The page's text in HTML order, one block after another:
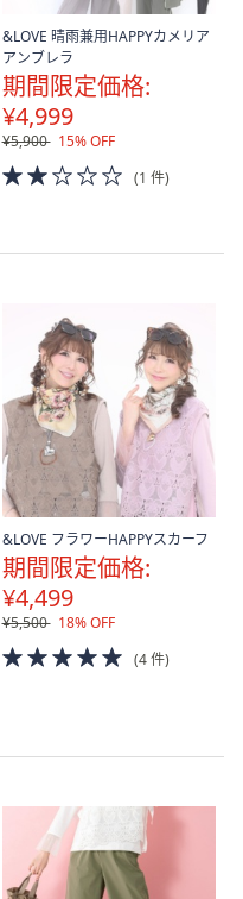
&LOVE 晴雨兼用HAPPYカメリア
アンブレラ
期間限定価格:
¥4,999
¥5,900 15% OFF
2.0
of
(1 件)
&LOVE フラワーHAPPYスカーフ
期間限定価格:
¥4,499
¥5,500 18% OFF
5.0
of
(4 件)